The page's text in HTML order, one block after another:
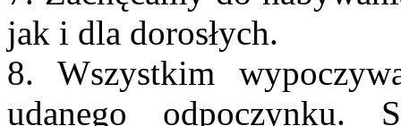
jak i dla dorosłych.
8. Wszystkim
udanego odpoczynku.